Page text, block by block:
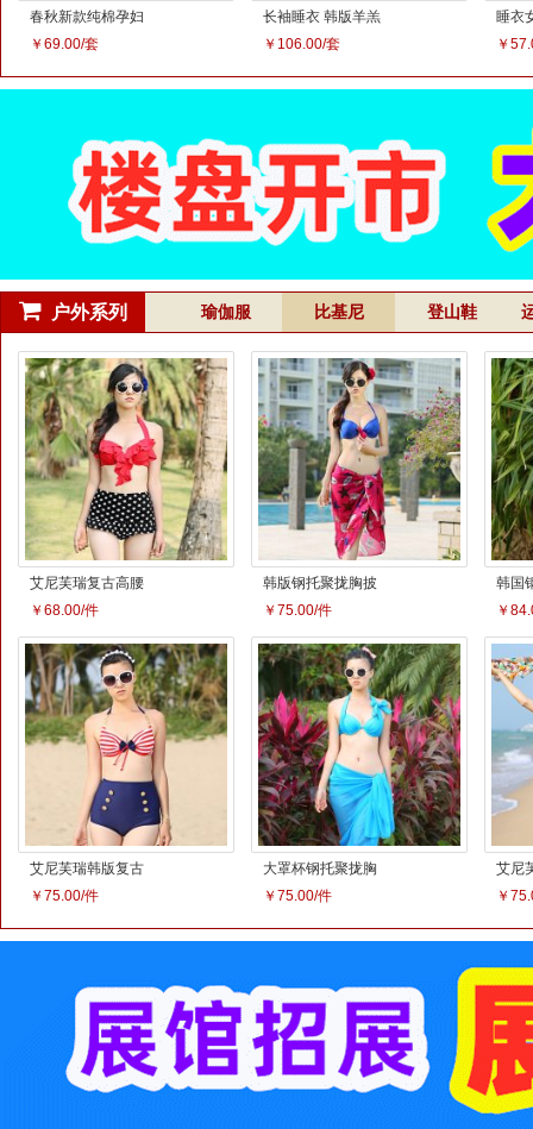
韩版男式休闲裤长
裤哈伦裤日韩潮男
￥95.00/条
情侣睡衣男女纯棉
长袖秋季睡衣套装
家居服
￥76.00/套
秋冬
皮衣
￥
户外系列 瑜伽服 比基尼 登山鞋
新款运动户外正品
登山鞋 女士越野透
￥184.00/双
户外登山徒步运动
男鞋
￥162.00/双
户外
男鞋
￥
户外登山徒步运动
男鞋
￥152.00/双
户外登山徒步运动
男鞋
￥162.00/双
户外
鞋高
￥